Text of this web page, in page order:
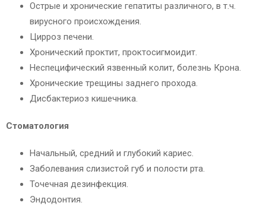
Острые и хронические гепатиты различного, в т.ч.
вирусного происхождения.
Цирроз печени.
Хронический проктит, проктосигмоидит.
Неспецифический язвенный колит, болезнь Крона.
Хронические трещины заднего прохода.
Дисбактериоз кишечника.
Стоматология
Начальный, средний и глубокий кариес.
Заболевания слизистой губ и полости рта.
Точечная дезинфекция.
Эндодонтия.